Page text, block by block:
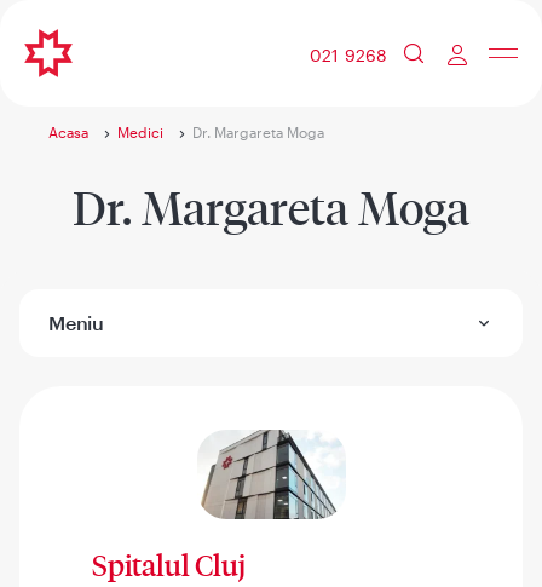
021 9268
Acasa Medici Dr. Margareta Moga
Dr. Margareta Moga
Meniu
Spitalul Cluj